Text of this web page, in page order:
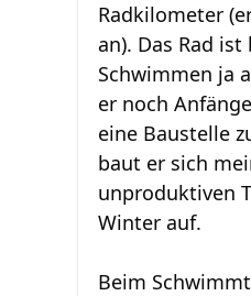
Radkilometer
an). Das Rad
Schwimmen ja
er noch
eine Baustelle
baut er sich
unproduktiven
Winter auf.
Beim